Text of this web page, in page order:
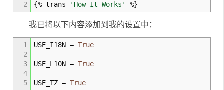
2
{% trans 'How It Works' %}
我已将以下内容添加到我的设置中：
1
2
3
4
5
USE_I18N = True
USE_L10N = True
USE_TZ = True